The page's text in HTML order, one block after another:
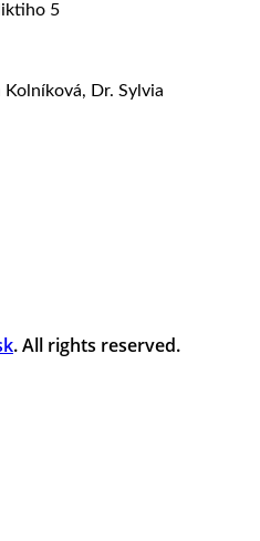
5
Dr. Sylvia
. All rights reserved.